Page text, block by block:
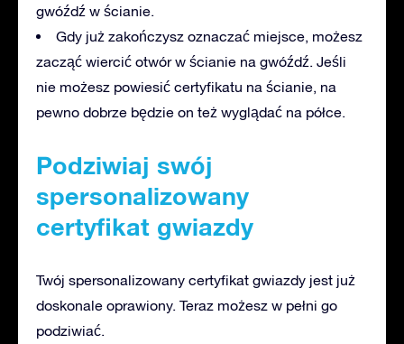
gwóźdź w ścianie.
Gdy już zakończysz oznaczać miejsce, możesz
zacząć wiercić otwór w ścianie na gwóźdź. Jeśli
nie możesz powiesić certyfikatu na ścianie, na
pewno dobrze będzie on też wyglądać na półce.
Podziwiaj swój
spersonalizowany
certyfikat gwiazdy
Twój spersonalizowany certyfikat gwiazdy jest już
doskonale oprawiony. Teraz możesz w pełni go
podziwiać.